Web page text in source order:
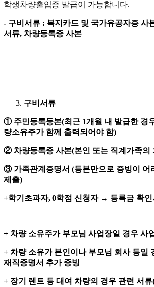
학생차량출입증 발급이 가능합니다.
- 구비서류 : 복지카드 및 국가유공자증 사
서류, 차량등록증 사본
구비서류
① 주민등록등본(최근 1개월 내 발급한 경
량소유주가 함께 출력되어야 함)
② 차량등록증 사본(본인 또는 직계가족의
③ 가족관계증명서 (등본만으로 증빙이 어
제출)
+학기초과자, 0학점 신청자 → 등록금 확
+ 차량 소유주가 부모님 사업장일 경우 사
+ 차량 소유가 본인이나 부모님 회사 등일
재직증명서 추가 증빙
+ 장기 렌트 등 대여 차량의 경우 관련 서류(